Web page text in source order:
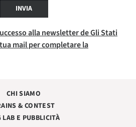
INVIA
alla newsletter de Gli Stati
mail per completare la
CHI SIAMO
& CONTEST
LAB E PUBBLICITÀ